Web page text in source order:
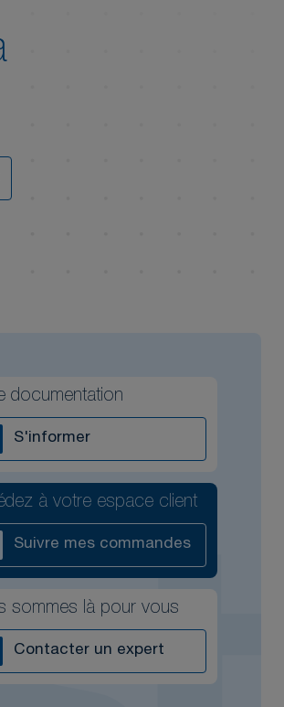
documentation
S'informer
à votre espace client
Suivre mes commandes
sommes là pour vous
Contacter un expert